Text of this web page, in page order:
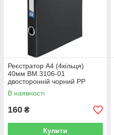
Реєстратор А4 (4кільця)
40мм BM.3106-01
двосторонній чорний PP
(1/24/576)
В наявності
160 ₴
Купити